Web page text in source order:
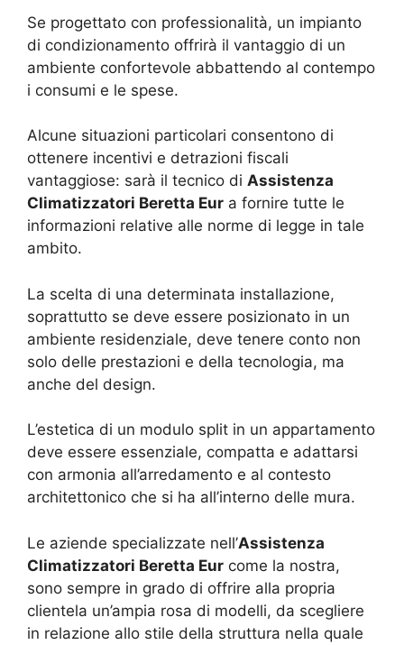
Se progettato con professionalità, un impianto
di condizionamento offrirà il vantaggio di un
ambiente confortevole abbattendo al contempo
i consumi e le spese.
Alcune situazioni particolari consentono di
ottenere incentivi e detrazioni fiscali
vantaggiose: sarà il tecnico di Assistenza
Climatizzatori Beretta Eur a fornire tutte le
informazioni relative alle norme di legge in tale
ambito.
La scelta di una determinata installazione,
soprattutto se deve essere posizionato in un
ambiente residenziale, deve tenere conto non
solo delle prestazioni e della tecnologia, ma
anche del design.
L’estetica di un modulo split in un appartamento
deve essere essenziale, compatta e adattarsi
con armonia all’arredamento e al contesto
architettonico che si ha all’interno delle mura.
Le aziende specializzate nell’Assistenza
Climatizzatori Beretta Eur come la nostra,
sono sempre in grado di offrire alla propria
clientela un’ampia rosa di modelli, da scegliere
in relazione allo stile della struttura nella quale